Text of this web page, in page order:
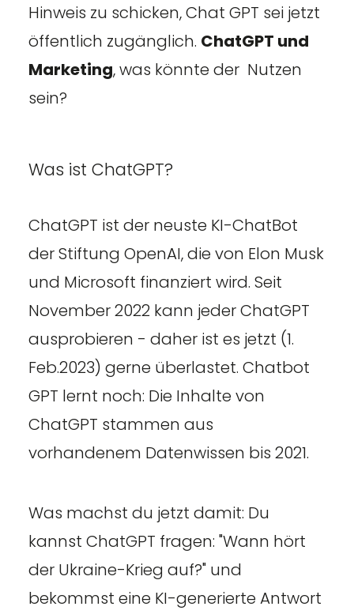
Hinweis zu schicken, Chat GPT sei jetzt
öffentlich zugänglich. ChatGPT und
Marketing, was könnte der Nutzen
sein?
Was ist ChatGPT?
ChatGPT ist der neuste KI-ChatBot
der Stiftung OpenAI, die von Elon Musk
und Microsoft finanziert wird. Seit
November 2022 kann jeder ChatGPT
ausprobieren - daher ist es jetzt (1.
Feb.2023) gerne überlastet. Chatbot
GPT lernt noch: Die Inhalte von
ChatGPT stammen aus
vorhandenem Datenwissen bis 2021.
Was machst du jetzt damit: Du
kannst ChatGPT fragen: "Wann hört
der Ukraine-Krieg auf?" und
bekommst eine KI-generierte Antwort